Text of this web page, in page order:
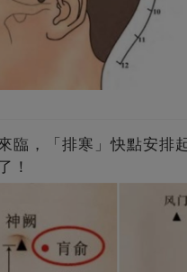
臨，「排寒」快點安排
！